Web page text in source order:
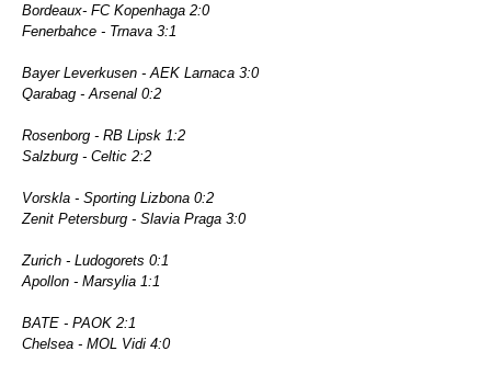
Bordeaux- FC Kopenhaga 2:0
Fenerbahce - Trnava 3:1
Bayer Leverkusen - AEK Larnaca 3:0
Qarabag - Arsenal 0:2
Rosenborg - RB Lipsk 1:2
Salzburg - Celtic 2:2
Vorskla - Sporting Lizbona 0:2
Zenit Petersburg - Slavia Praga 3:0
Zurich - Ludogorets 0:1
Apollon - Marsylia 1:1
BATE - PAOK 2:1
Chelsea - MOL Vidi 4:0